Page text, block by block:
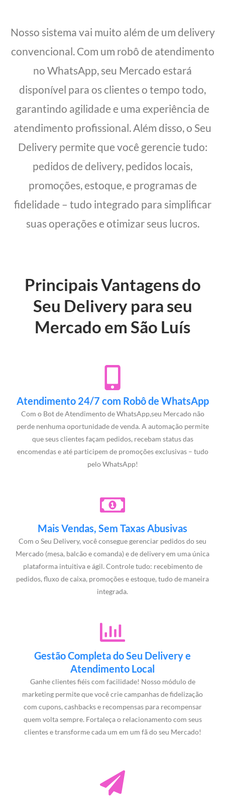
Nosso sistema vai muito além de um delivery
convencional. Com um robô de atendimento
no WhatsApp, seu Mercado estará
disponível para os clientes o tempo todo,
garantindo agilidade e uma experiência de
atendimento profissional. Além disso, o Seu
Delivery permite que você gerencie tudo:
pedidos de delivery, pedidos locais,
promoções, estoque, e programas de
fidelidade – tudo integrado para simplificar
suas operações e otimizar seus lucros.
Principais Vantagens do
Seu Delivery para seu
Mercado em São Luís
Atendimento 24/7 com Robô de WhatsApp
Com o Bot de Atendimento de WhatsApp,seu Mercado não
perde nenhuma oportunidade de venda. A automação permite
que seus clientes façam pedidos, recebam status das
encomendas e até participem de promoções exclusivas – tudo
pelo WhatsApp!
Mais Vendas, Sem Taxas Abusivas
Com o Seu Delivery, você consegue gerenciar pedidos do seu
Mercado (mesa, balcão e comanda) e de delivery em uma única
plataforma intuitiva e ágil. Controle tudo: recebimento de
pedidos, fluxo de caixa, promoções e estoque, tudo de maneira
integrada.
Gestão Completa do Seu Delivery e
Atendimento Local
Ganhe clientes fiéis com facilidade! Nosso módulo de
marketing permite que você crie campanhas de fidelização
com cupons, cashbacks e recompensas para recompensar
quem volta sempre. Fortaleça o relacionamento com seus
clientes e transforme cada um em um fã do seu Mercado!